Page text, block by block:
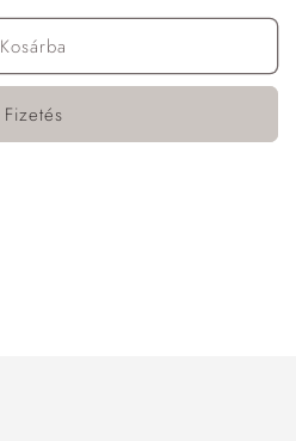
vagy
Kosárba
Fizetés